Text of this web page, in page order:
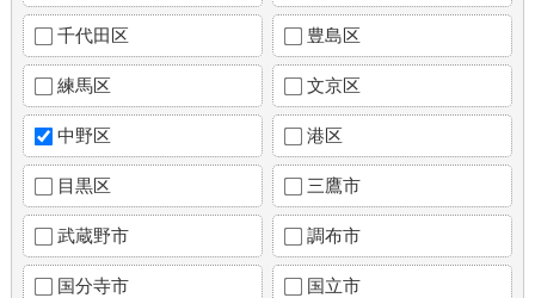
千代田区 豊島区
練馬区 文京区
中野区 港区
目黒区 三鷹市
武蔵野市 調布市
国分寺市 国立市